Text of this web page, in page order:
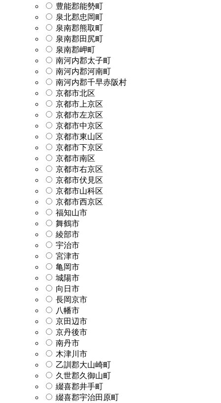
豊能郡能勢町
泉北郡忠岡町
泉南郡熊取町
泉南郡田尻町
泉南郡岬町
南河内郡太子町
南河内郡河南町
南河内郡千早赤阪村
京都市北区
京都市上京区
京都市左京区
京都市中京区
京都市東山区
京都市下京区
京都市南区
京都市右京区
京都市伏見区
京都市山科区
京都市西京区
福知山市
舞鶴市
綾部市
宇治市
宮津市
亀岡市
城陽市
向日市
長岡京市
八幡市
京田辺市
京丹後市
南丹市
木津川市
乙訓郡大山崎町
久世郡久御山町
綴喜郡井手町
綴喜郡宇治田原町